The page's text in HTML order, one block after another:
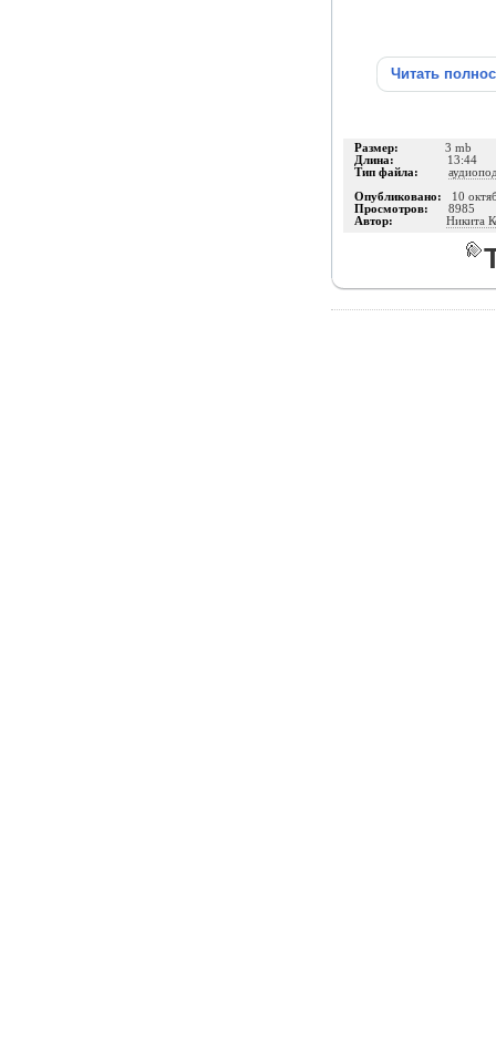
Читать
Размер: 3 mb
Длина: 13:44
Тип файла:
Опубликовано:
10
Просмотров: 8985
Автор: Никита